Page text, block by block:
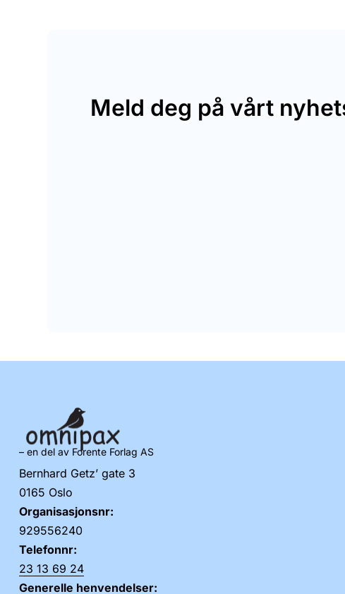
Meld deg på vårt
– en del av Forente Forlag AS
Bernhard Getz’ gate 3
0165 Oslo
Organisasjonsnr:
929556240
Telefonnr:
23 13 69 24
Generelle henvendelser: